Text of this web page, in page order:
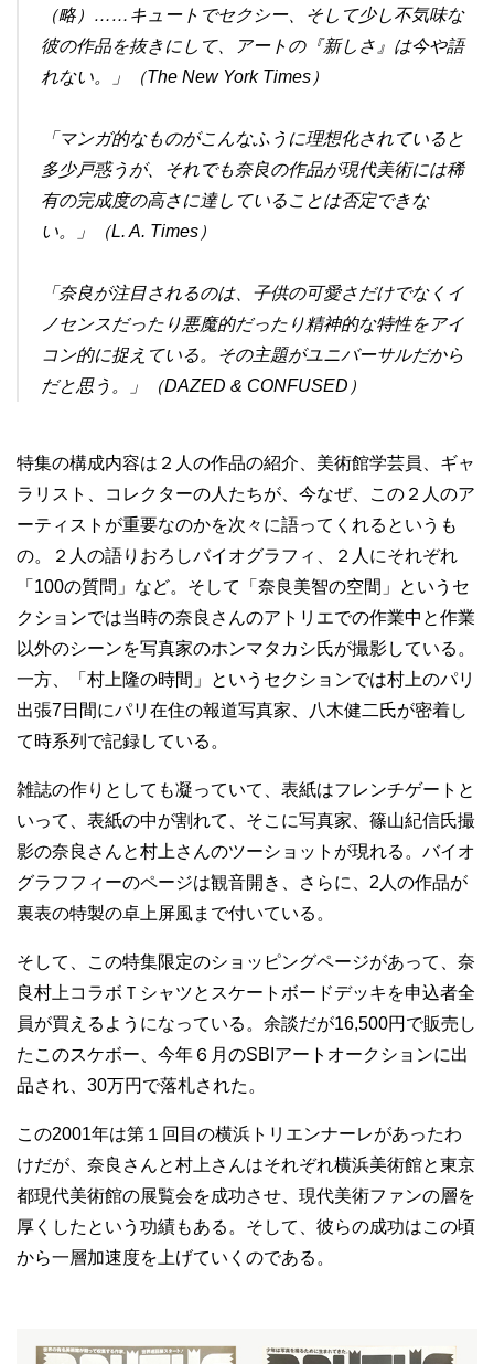
（略）……キュートでセクシー、そして少し不気味な
彼の作品を抜きにして、アートの『新しさ』は今や語
れない。」（The New York Times）
「マンガ的なものがこんなふうに理想化されていると
多少戸惑うが、それでも奈良の作品が現代美術には稀
有の完成度の高さに達していることは否定できな
い。」（L. A. Times）
「奈良が注目されるのは、子供の可愛さだけでなくイ
ノセンスだったり悪魔的だったり精神的な特性をアイ
コン的に捉えている。その主題がユニバーサルだから
だと思う。」（DAZED & CONFUSED）
特集の構成内容は２人の作品の紹介、美術館学芸員、ギャ
ラリスト、コレクターの人たちが、今なぜ、この２人のア
ーティストが重要なのかを次々に語ってくれるというも
の。２人の語りおろしバイオグラフィ、２人にそれぞれ
「100の質問」など。そして「奈良美智の空間」というセ
クションでは当時の奈良さんのアトリエでの作業中と作業
以外のシーンを写真家のホンマタカシ氏が撮影している。
一方、「村上隆の時間」というセクションでは村上のパリ
出張7日間にパリ在住の報道写真家、八木健二氏が密着し
て時系列で記録している。
雑誌の作りとしても凝っていて、表紙はフレンチゲートと
いって、表紙の中が割れて、そこに写真家、篠山紀信氏撮
影の奈良さんと村上さんのツーショットが現れる。バイオ
グラフフィーのページは観音開き、さらに、2人の作品が
裏表の特製の卓上屏風まで付いている。
そして、この特集限定のショッピングページがあって、奈
良村上コラボＴシャツとスケートボードデッキを申込者全
員が買えるようになっている。余談だが16,500円で販売し
たこのスケボー、今年６月のSBIアートオークションに出
品され、30万円で落札された。
この2001年は第１回目の横浜トリエンナーレがあったわ
けだが、奈良さんと村上さんはそれぞれ横浜美術館と東京
都現代美術館の展覧会を成功させ、現代美術ファンの層を
厚くしたという功績もある。そして、彼らの成功はこの頃
から一層加速度を上げていくのである。